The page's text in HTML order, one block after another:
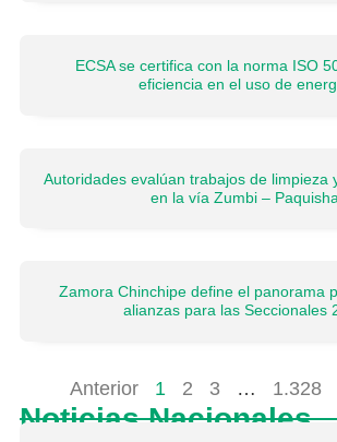
ECSA se certifica con la norma ISO
eficiencia en el uso de
Autoridades evalúan trabajos de limpieza
en la vía Zumbi – Paquisha
Zamora Chinchipe define el panorama
alianzas para las Seccionales
Anterior 1 2 3 … 1.328
Noticias Nacionales